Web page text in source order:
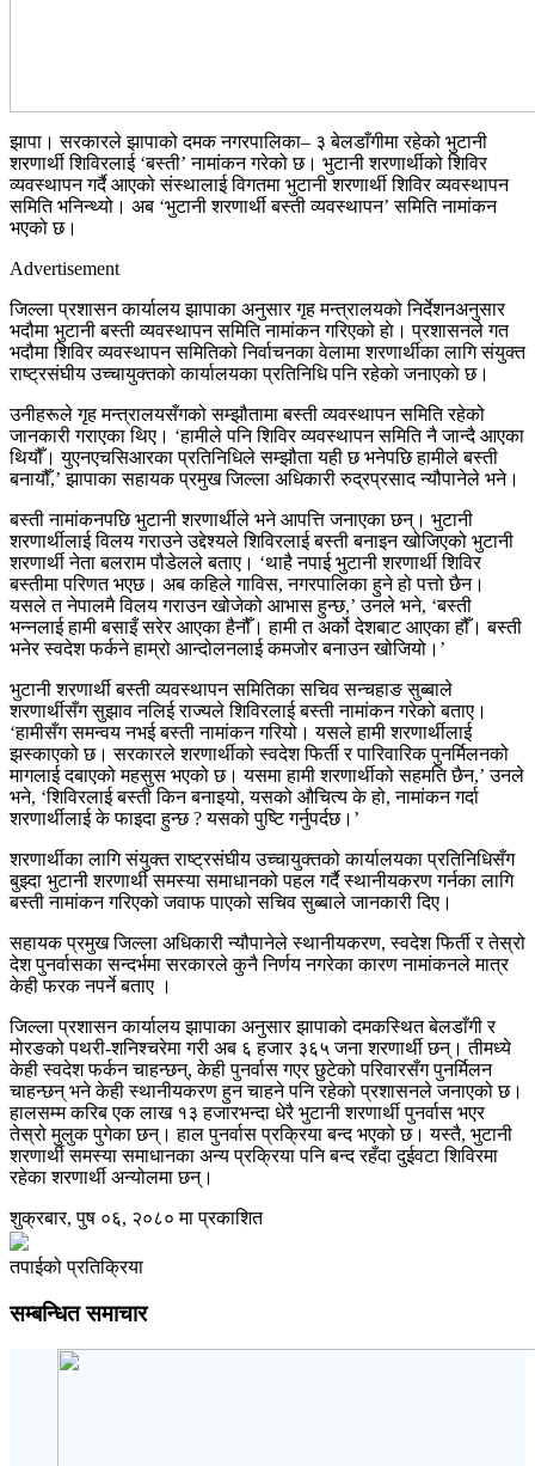
झापा। सरकारले झापाको दमक नगरपालिका– ३ बेलडाँगीमा रहेको भुटानी
शरणार्थी शिविरलाई ‘बस्ती’ नामांकन गरेको छ। भुटानी शरणार्थीको शिविर
व्यवस्थापन गर्दै आएको संस्थालाई विगतमा भुटानी शरणार्थी शिविर व्यवस्थापन
समिति भनिन्थ्यो। अब ‘भुटानी शरणार्थी बस्ती व्यवस्थापन’ समिति नामांकन
भएको छ।
Advertisement
जिल्ला प्रशासन कार्यालय झापाका अनुसार गृह मन्त्रालयको निर्देशनअनुसार
भदौमा भुटानी बस्ती व्यवस्थापन समिति नामांकन गरिएको हाे। प्रशासनले गत
भदौमा शिविर व्यवस्थापन समितिको निर्वाचनका वेलामा शरणार्थीका लागि संयुक्त
राष्ट्रसंघीय उच्चायुक्तको कार्यालयका प्रतिनिधि पनि रहेकाे जनाएकाे छ।
उनीहरूले गृह मन्त्रालयसँगको सम्झौतामा बस्ती व्यवस्थापन समिति रहेको
जानकारी गराएका थिए। ‘हामीले पनि शिविर व्यवस्थापन समिति नै जान्दै आएका
थियौँ। युएनएचसिआरका प्रतिनिधिले सम्झौता यही छ भनेपछि हामीले बस्ती
बनायौँ,’ झापाका सहायक प्रमुख जिल्ला अधिकारी रुद्रप्रसाद न्यौपानेले भने।
बस्ती नामांकनपछि भुटानी शरणार्थीले भने आपत्ति जनाएका छन्। भुटानी
शरणार्थीलाई विलय गराउने उद्देश्यले शिविरलाई बस्ती बनाइन खोजिएको भुटानी
शरणार्थी नेता बलराम पौडेलले बताए। ‘थाहै नपाई भुटानी शरणार्थी शिविर
बस्तीमा परिणत भएछ। अब कहिले गाविस, नगरपालिका हुने हो पत्तो छैन।
यसले त नेपालमै विलय गराउन खोजेको आभास हुन्छ,’ उनले भने, ‘बस्ती
भन्नलाई हामी बसाइँ सरेर आएका हैनौँ। हामी त अर्को देशबाट आएका हौँ। बस्ती
भनेर स्वदेश फर्कने हाम्रो आन्दोलनलाई कमजोर बनाउन खोजियो।’
भुटानी शरणार्थी बस्ती व्यवस्थापन समितिका सचिव सन्चहाङ सुब्बाले
शरणार्थीसँग सुझाव नलिई राज्यले शिविरलाई बस्ती नामांकन गरेको बताए।
‘हामीसँग समन्वय नभई बस्ती नामांकन गरियो। यसले हामी शरणार्थीलाई
झस्काएको छ। सरकारले शरणार्थीको स्वदेश फिर्ती र पारिवारिक पुनर्मिलनको
मागलाई दबाएको महसुस भएको छ। यसमा हामी शरणार्थीको सहमति छैन,’ उनले
भने, ‘शिविरलाई बस्ती किन बनाइयो, यसको औचित्य के हो, नामांकन गर्दा
शरणार्थीलाई के फाइदा हुन्छ ? यसको पुष्टि गर्नुपर्दछ।’
शरणार्थीका लागि संयुक्त राष्ट्रसंघीय उच्चायुक्तको कार्यालयका प्रतिनिधिसँग
बुझ्दा भुटानी शरणार्थी समस्या समाधानको पहल गर्दै स्थानीयकरण गर्नका लागि
बस्ती नामांकन गरिएको जवाफ पाएको सचिव सुब्बाले जानकारी दिए।
सहायक प्रमुख जिल्ला अधिकारी न्यौपानेले स्थानीयकरण, स्वदेश फिर्ती र तेस्रो
देश पुनर्वासका सन्दर्भमा सरकारले कुनै निर्णय नगरेका कारण नामांकनले मात्र
केही फरक नपर्ने बताए ।
जिल्ला प्रशासन कार्यालय झापाका अनुसार झापाको दमकस्थित बेलडाँगी र
मोरङको पथरी-शनिश्चरेमा गरी अब ६ हजार ३६५ जना शरणार्थी छन्। तीमध्ये
केही स्वदेश फर्कन चाहन्छन्, केही पुनर्वास गएर छुटेको परिवारसँग पुनर्मिलन
चाहन्छन् भने केही स्थानीयकरण हुन चाहने पनि रहेको प्रशासनले जनाएको छ।
हालसम्म करिब एक लाख १३ हजारभन्दा धेरै भुटानी शरणार्थी पुनर्वास भएर
तेस्रो मुलुक पुगेका छन्। हाल पुनर्वास प्रक्रिया बन्द भएको छ। यस्तै, भुटानी
शरणार्थी समस्या समाधानका अन्य प्रक्रिया पनि बन्द रहँदा दुईवटा शिविरमा
रहेका शरणार्थी अन्योलमा छन्।
शुक्रबार, पुष ०६, २०८० मा प्रकाशित
तपाईको प्रतिक्रिया
सम्बन्धित समाचार